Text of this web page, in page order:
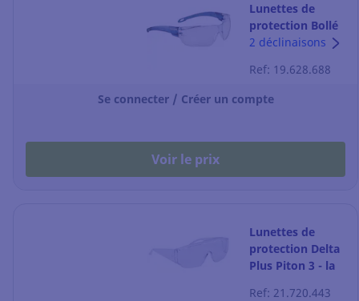
Lunettes de
protection Bollé
Swift - incolores -
2 déclinaisons
Ref: 19.628.688
Se connecter / Créer un compte
Voir le prix
Lunettes de
protection Delta
Plus Piton 3 - la
Ref: 21.720.443